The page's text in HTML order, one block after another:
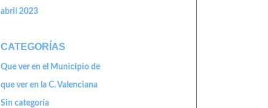
abril 2023
CATEGORÍAS
Que ver en el Municipio de
que ver en la C. Valenciana
Sin categoría